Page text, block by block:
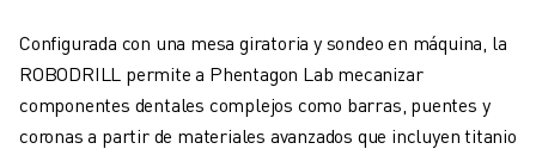
Configurada con una mesa giratoria y sondeo en máquina, la
ROBODRILL permite a Phentagon Lab mecanizar
componentes dentales complejos como barras, puentes y
coronas a partir de materiales avanzados que incluyen titanio